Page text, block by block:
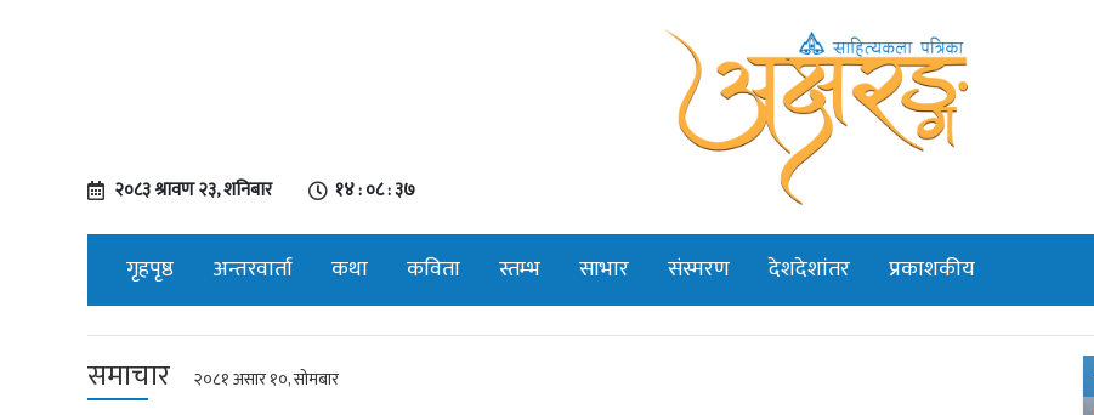
२०८३ श्रावण २३, शनिबार १४ : ०८ : ३८
गृहपृष्ठ अन्तरवार्ता कथा कविता स्तम्भ साभार संस्मरण देशदेशांतर प्रकाशकीय
समाचार २०८१ असार १०, सोमबार